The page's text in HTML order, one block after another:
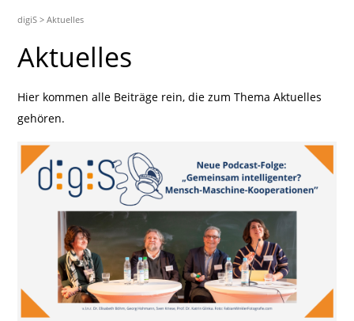
digiS >Aktuelles
Aktuelles
Hier kommen alle Beiträge rein, die zum Thema Aktuelles
gehören.